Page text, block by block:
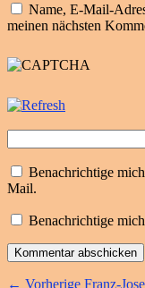
Name, E-Mail-
meinen nächsten
Benachrichtige
Mail.
Benachrichtige
← Vorherige Vorheriger
Franz-